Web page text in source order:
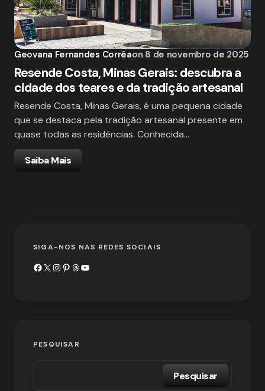
Geovana Fernandes Corrêaon 8 de novembro de 2025
Resende Costa, Minas Gerais: descubra a
cidade dos teares e da tradição artesanal
Resende Costa, Minas Gerais, é uma pequena cidade
que se destaca pela tradição artesanal presente em
quase todas as residências. Conhecida…
Saiba Mais
SIGA-NOS NAS REDES SOCIAIS
PESQUISAR
Pesquisar